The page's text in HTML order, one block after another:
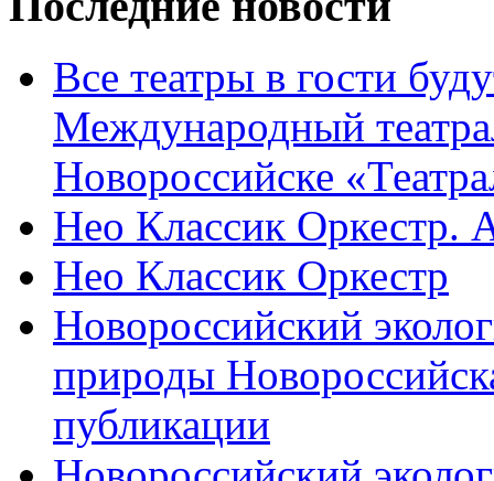
Все театры в гости
Международный
Новороссийске
Нео Классик Оркестр.
Нео Классик Оркестр
Новороссийский
природы
публикации